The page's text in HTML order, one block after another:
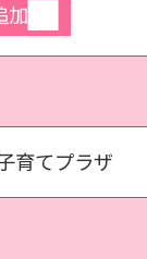
加
育てプラザ